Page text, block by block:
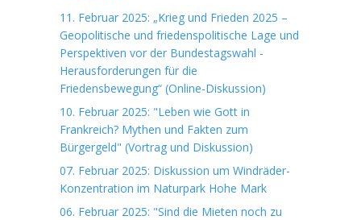
11. Februar 2025: „Krieg und Frieden 2025 –
Geopolitische und friedenspolitische Lage und
Perspektiven vor der Bundestagswahl -
Herausforderungen für die
Friedensbewegung“ (Online-Diskussion)
10. Februar 2025: "Leben wie Gott in
Frankreich? Mythen und Fakten zum
Bürgergeld" (Vortrag und Diskussion)
07. Februar 2025: Diskussion um Windräder-
Konzentration im Naturpark Hohe Mark
06. Februar 2025: "Sind die Mieten noch zu